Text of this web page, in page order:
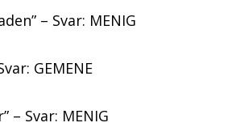
– Svar: MENIG
GEMENE
– Svar: MENIG